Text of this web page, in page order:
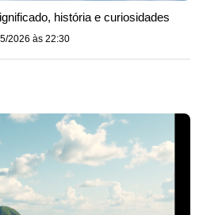
história e curiosidades
2026 às 22:30